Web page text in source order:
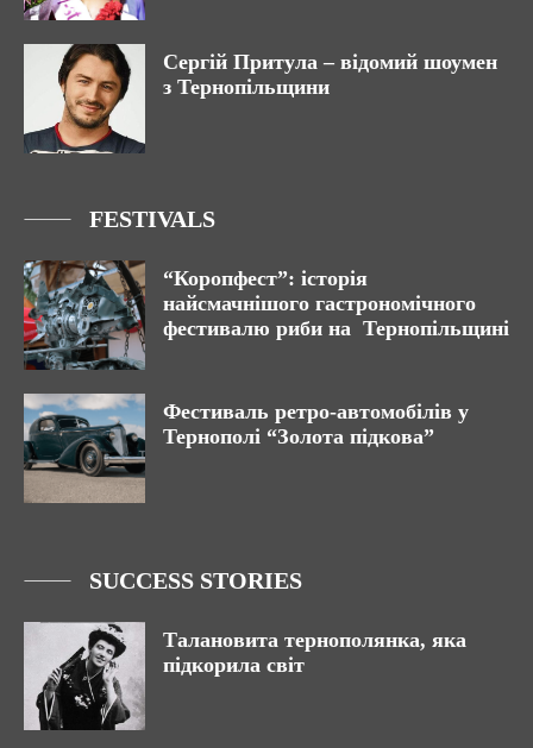
Сергій Притула – відомий шоумен
з Тернопільщини
FESTIVALS
“Коропфест”: історія
найсмачнішого гастрономічного
фестивалю риби на Тернопільщині
Фестиваль ретро-автомобілів у
Тернополі “Золота підкова”
SUCCESS STORIES
Талановита тернополянка, яка
підкорила світ